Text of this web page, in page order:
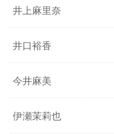
井上麻里奈
井口裕香
今井麻美
伊瀬茉莉也